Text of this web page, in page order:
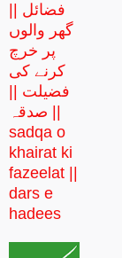
فضائل ||
گھر والوں
پر خرچ
کرنے کی
فضیلت ||
صدقہ ||
sadqa o
khairat ki
fazeelat ||
dars e
hadees